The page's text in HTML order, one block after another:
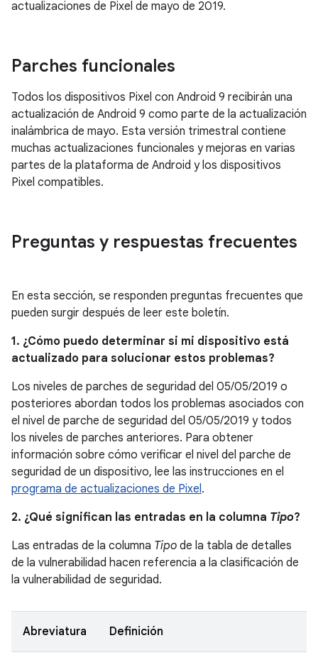
actualizaciones de Pixel de mayo de 2019.
Parches funcionales
Todos los dispositivos Pixel con Android 9 recibirán una
actualización de Android 9 como parte de la actualización
inalámbrica de mayo. Esta versión trimestral contiene
muchas actualizaciones funcionales y mejoras en varias
partes de la plataforma de Android y los dispositivos
Pixel compatibles.
Preguntas y respuestas frecuentes
En esta sección, se responden preguntas frecuentes que
pueden surgir después de leer este boletín.
1. ¿Cómo puedo determinar si mi dispositivo está
actualizado para solucionar estos problemas?
Los niveles de parches de seguridad del 05/05/2019 o
posteriores abordan todos los problemas asociados con
el nivel de parche de seguridad del 05/05/2019 y todos
los niveles de parches anteriores. Para obtener
información sobre cómo verificar el nivel del parche de
seguridad de un dispositivo, lee las instrucciones en el
programa de actualizaciones de Pixel.
2. ¿Qué significan las entradas en la columna Tipo?
Las entradas de la columna Tipo de la tabla de detalles
de la vulnerabilidad hacen referencia a la clasificación de
la vulnerabilidad de seguridad.
Abreviatura Definición